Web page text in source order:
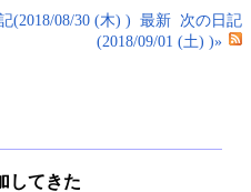
(2018/08/30 (木) ) 最新 次の日記
(2018/09/01 (土) )»
してきた